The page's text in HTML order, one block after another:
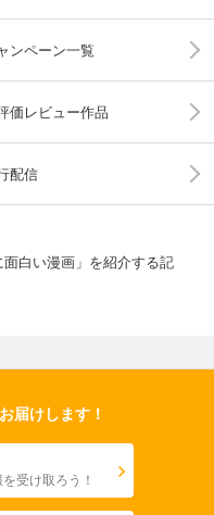
ンペーン一覧
価レビュー作品
配信
白い漫画」を紹介する記
届けします！
受け取ろう！